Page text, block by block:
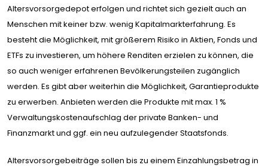
Altersvorsorgedepot erfolgen und richtet sich gezielt auch an
Menschen mit keiner bzw. wenig Kapitalmarkterfahrung. Es
besteht die Möglichkeit, mit größerem Risiko in Aktien, Fonds und
ETFs zu investieren, um höhere Renditen erzielen zu können, die
so auch weniger erfahrenen Bevölkerungsteilen zugänglich
werden. Es gibt aber weiterhin die Möglichkeit, Garantieprodukte
zu erwerben. Anbieten werden die Produkte mit max. 1 %
Verwaltungskostenaufschlag der private Banken- und
Finanzmarkt und ggf. ein neu aufzulegender Staatsfonds.
Altersvorsorgebeiträge sollen bis zu einem Einzahlungsbetrag in